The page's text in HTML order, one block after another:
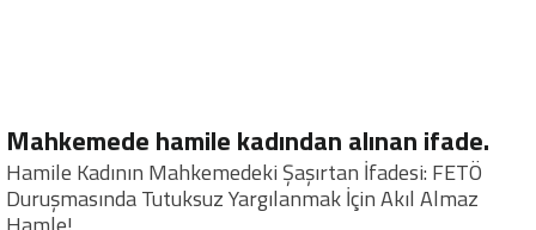
Mahkemede hamile kadından alınan ifade.
Hamile Kadının Mahkemedeki Şaşırtan İfadesi: FETÖ
Duruşmasında Tutuksuz Yargılanmak İçin Akıl Almaz